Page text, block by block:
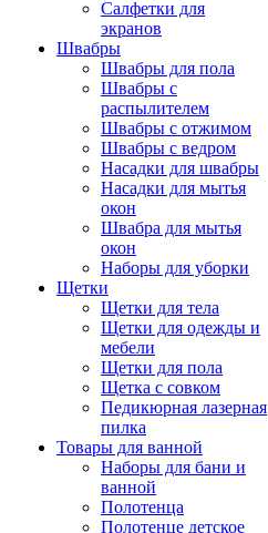
Салфетки для
экранов
Швабры
Швабры для пола
Швабры с
распылителем
Швабры с отжимом
Швабры с ведром
Насадки для швабры
Насадки для мытья
окон
Швабра для мытья
окон
Наборы для уборки
Щетки
Щетки для тела
Щетки для одежды и
мебели
Щетки для пола
Щетка с совком
Педикюрная лазерная
пилка
Товары для ванной
Наборы для бани и
ванной
Полотенца
Полотенце детское